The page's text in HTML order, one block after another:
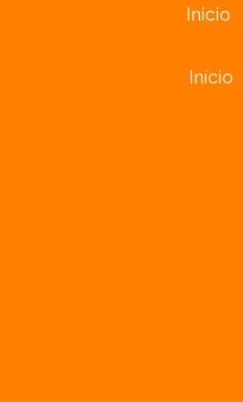
Inicio
Início